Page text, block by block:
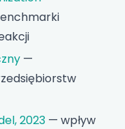
—
2023 — wpływ